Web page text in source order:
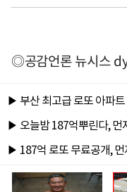
◎공감언론 뉴시스